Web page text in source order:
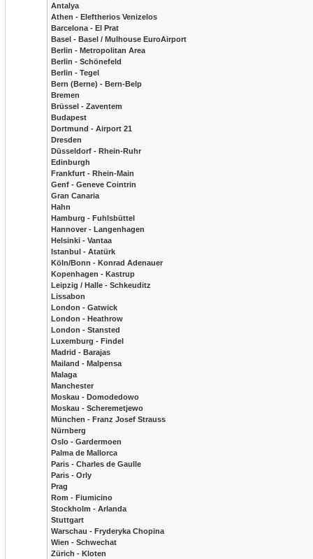
Antalya
Athen - Eleftherios Venizelos
Barcelona - El Prat
Basel - Basel / Mulhouse EuroAirport
Berlin - Metropolitan Area
Berlin - Schönefeld
Berlin - Tegel
Bern (Berne) - Bern-Belp
Bremen
Brüssel - Zaventem
Budapest
Dortmund - Airport 21
Dresden
Düsseldorf - Rhein-Ruhr
Edinburgh
Frankfurt - Rhein-Main
Genf - Geneve Cointrin
Gran Canaria
Hahn
Hamburg - Fuhlsbüttel
Hannover - Langenhagen
Helsinki - Vantaa
Istanbul - Atatürk
Köln/Bonn - Konrad Adenauer
Kopenhagen - Kastrup
Leipzig / Halle - Schkeuditz
Lissabon
London - Gatwick
London - Heathrow
London - Stansted
Luxemburg - Findel
Madrid - Barajas
Mailand - Malpensa
Malaga
Manchester
Moskau - Domodedowo
Moskau - Scheremetjewo
München - Franz Josef Strauss
Nürnberg
Oslo - Gardermoen
Palma de Mallorca
Paris - Charles de Gaulle
Paris - Orly
Prag
Rom - Fiumicino
Stockholm - Arlanda
Stuttgart
Warschau - Fryderyka Chopina
Wien - Schwechat
Zürich - Kloten